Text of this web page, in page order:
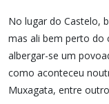
No lugar do Castelo,
mas ali bem perto do
albergar-se um
como aconteceu
Muxagata, entre